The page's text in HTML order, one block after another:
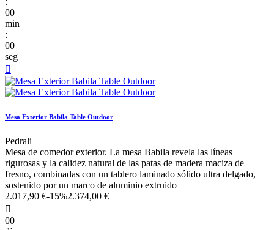
00
min
:
00
seg

Mesa Exterior Babila Table Outdoor
Pedrali
Mesa de comedor exterior. La mesa Babila revela las líneas
rigurosas y la calidez natural de las patas de madera maciza de
fresno, combinadas con un tablero laminado sólido ultra delgado,
sostenido por un marco de aluminio extruido
2.017,90 €-15%2.374,00 €

00